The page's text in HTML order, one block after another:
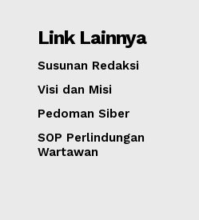
Link Lainnya
Susunan Redaksi
Visi dan Misi
Pedoman Siber
SOP Perlindungan
Wartawan